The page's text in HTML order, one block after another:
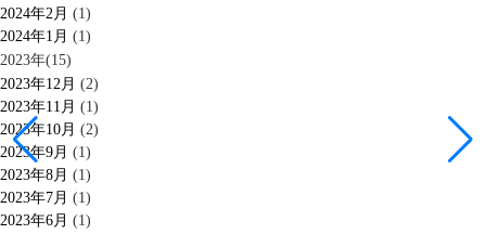
2024年2月 (1)
2024年1月 (1)
2023年(15)
2023年12月 (2)
2023年11月 (1)
2023年10月 (2)
2023年9月 (1)
2023年8月 (1)
2023年7月 (1)
2023年6月 (1)